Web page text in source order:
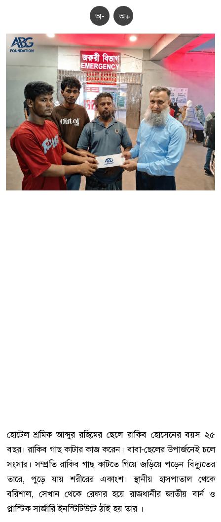
অ- অ+
হোটেল শ্রমিক আব্দুর রহিমের ছেলে রাকিব হোসেনের বয়স ২৫
বছর। রাকিব গাছ কাটার কাজ করেন। বাবা-ছেলের উপার্জনেই চলে
সংসার। সম্প্রতি রাকিব গাছ কাটতে গিয়ে জড়িয়ে পড়েন বিদ্যুতের
তারে, পুড়ে যায় শরীরের একাংশ। স্থানীয় হাসপাতাল থেকে
বরিশাল, সেখান থেকে রেফার হয়ে রাজধানীর জাতীয় বার্ন ও
প্লাস্টিক সার্জারি ইনস্টিটিউটে ঠাঁই হয় তার ।